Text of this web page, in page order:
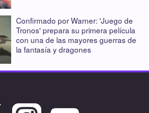
Confirmado por Warner: 'Juego de
Tronos' prepara su primera película
con una de las mayores guerras de
la fantasía y dragones